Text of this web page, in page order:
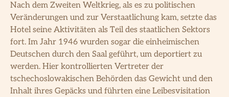
Nach dem Zweiten Weltkrieg, als es zu politischen
Veränderungen und zur Verstaatlichung kam, setzte das
Hotel seine Aktivitäten als Teil des staatlichen Sektors
fort. Im Jahr 1946 wurden sogar die einheimischen
Deutschen durch den Saal geführt, um deportiert zu
werden. Hier kontrollierten Vertreter der
tschechoslowakischen Behörden das Gewicht und den
Inhalt ihres Gepäcks und führten eine Leibesvisitation